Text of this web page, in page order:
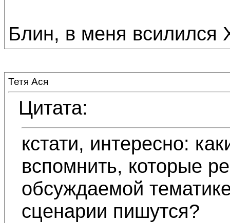
Блин, в меня всилился
Тетя Ася
Цитата:
кстати, интересно:
вспомнить, которые
обсуждаемой
сценарии пишутся?